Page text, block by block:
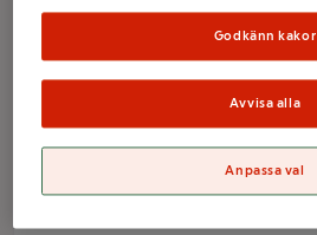
Podravka
Podravka
Godkänn kakor
Avvisa alla
Anpassa val